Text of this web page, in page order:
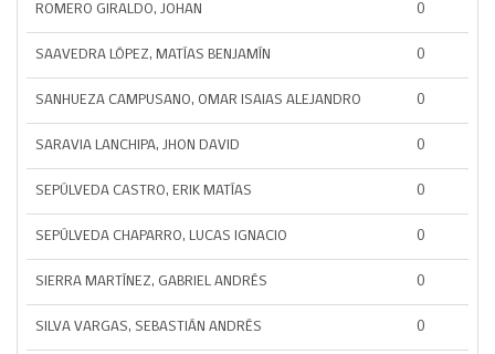
ROMERO GIRALDO, JOHAN 0
SAAVEDRA LÓPEZ, MATÍAS BENJAMÍN 0
SANHUEZA CAMPUSANO, OMAR ISAIAS ALEJANDRO 0
SARAVIA LANCHIPA, JHON DAVID 0
SEPÚLVEDA CASTRO, ERIK MATÍAS 0
SEPÚLVEDA CHAPARRO, LUCAS IGNACIO 0
SIERRA MARTÍNEZ, GABRIEL ANDRÉS 0
SILVA VARGAS, SEBASTIÁN ANDRÉS 0